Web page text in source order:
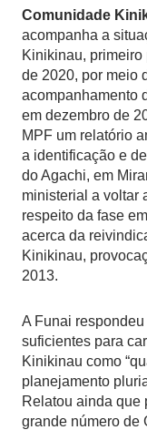
Comunidade
acompanha a
Kinikinau,
de 2020, por meio
acompanhamento
em dezembro de
MPF um relatório
a identificação e
do Agachi, em
ministerial a voltar
respeito da fase
acerca da
Kinikinau,
2013.
A Funai
suficientes para
Kinikinau como
planejamento
Relatou ainda que
grande número de